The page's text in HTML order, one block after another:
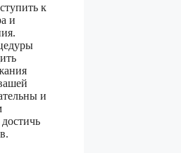
к
и
и